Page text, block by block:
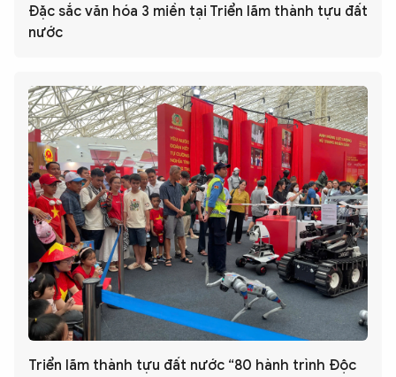
Đặc sắc văn hóa 3 miền tại Triển lãm thành tựu đất
nước
Triển lãm thành tựu đất nước “80 hành trình Độc